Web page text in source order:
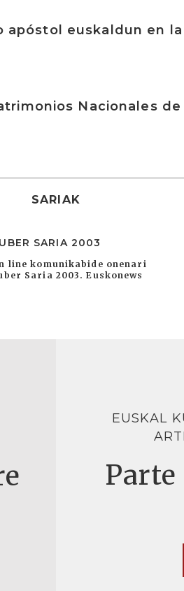
apóstol euskaldun en
Nacionales
SARIAK
SARIA 2003
line komunikabide onenari
Saria 2003. Euskonews
EUSKAL